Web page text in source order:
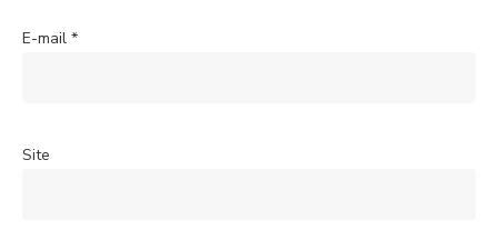
E-mail *
Site